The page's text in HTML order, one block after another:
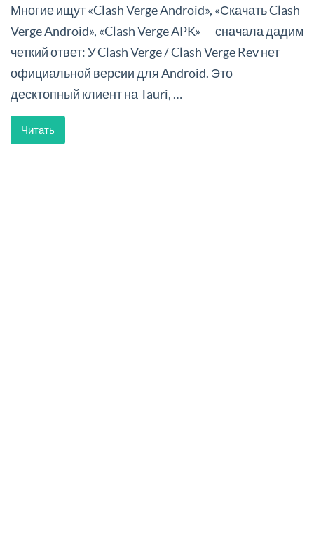
Многие ищут «Clash Verge Android», «Скачать Clash
Verge Android», «Clash Verge APK» — сначала дадим
четкий ответ: У Clash Verge / Clash Verge Rev нет
официальной версии для Android. Это
десктопный клиент на Tauri, …
Читать